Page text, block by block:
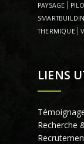
PAYSAGE
THERMIQUE
LIENS
Recherche